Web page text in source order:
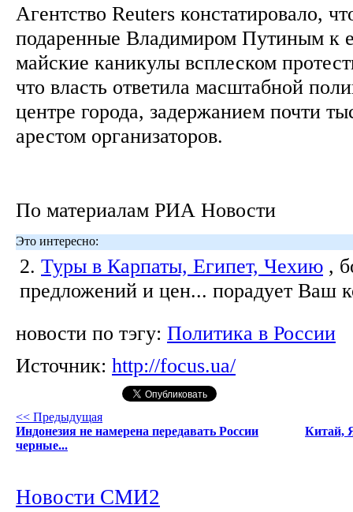
Агентство Reuters констатировало,
подаренные Владимиром Путиным к
майские каникулы всплеском
что власть ответила масштабной
центре города, задержанием почти
арестом организаторов.
По материалам РИА Новости
Это интересно:
2. Туры в Карпаты, Египет, Чехию ,
предложений и цен... порадует Ваш
новости по тэгу: Политика в России
Источник: http://focus.ua/
<< Предыдущая
Индонезия не намерена передавать России
черные...
Китай,
Новости СМИ2